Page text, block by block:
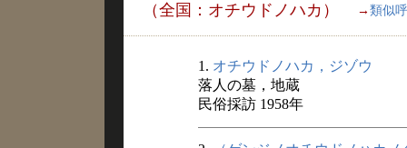
（全国：オチウドノハカ） → 類似
1. オチウドノハカ，ジゾウ
落人の墓，地蔵
民俗採訪 1958年